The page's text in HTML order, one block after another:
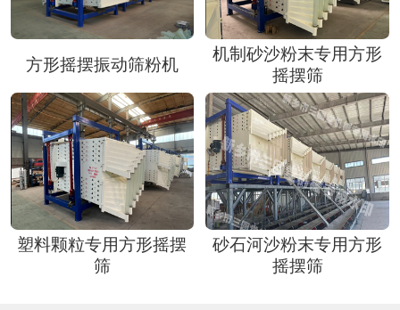
方形摇摆振动筛粉机
机制砂沙粉末专用方形
摇摆筛
塑料颗粒专用方形摇摆
筛
砂石河沙粉末专用方形
摇摆筛